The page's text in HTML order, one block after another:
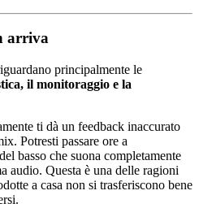
arriva
principalmente le
il monitoraggio e la
ti dà un feedback inaccurato
Potresti passare ore a
basso che suona completamente
audio. Questa è una delle ragioni
a casa non si trasferiscono bene